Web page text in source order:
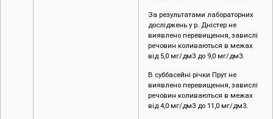
За результатами лабораторних
досліджень у р. Дністер не
виявлено перевищення, завислі
речовин коливаються в межах
від 5,0 мг/дм3 до 9,0 мг/дм3.
В суббасейні річки Прут не
виявлено перевищення, завислі
речовин коливаються в межах
від 4,0 мг/дм3 до 11,0 мг/дм3.